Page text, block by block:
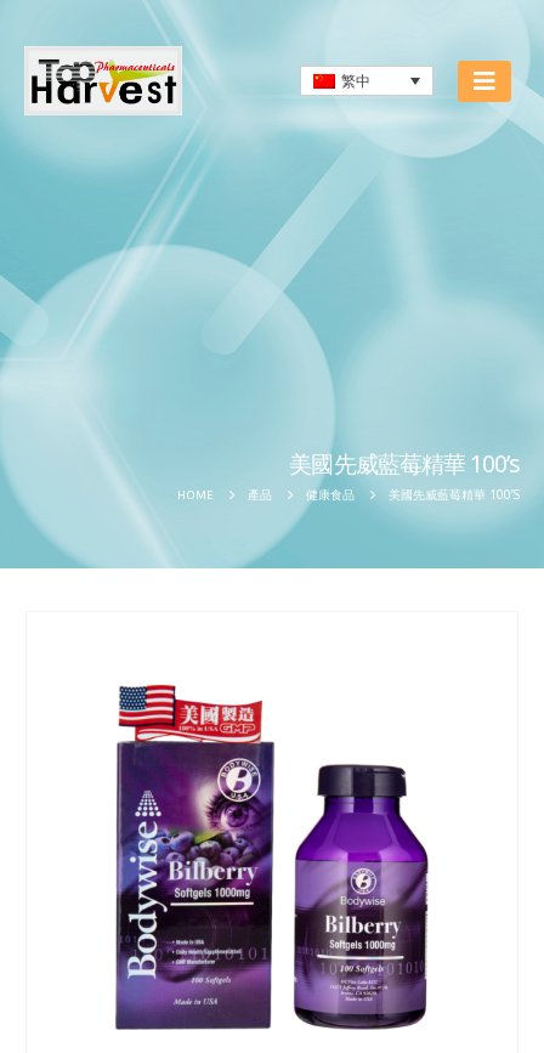
繁中
美國先威藍莓精華 100’s
HOME 產品 健康食品 美國先威藍莓精華 100’S